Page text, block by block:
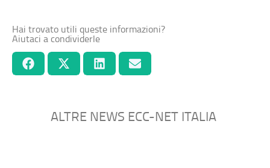
Hai trovato utili queste informazioni?
Aiutaci a condividerle
ALTRE NEWS ECC-NET ITALIA